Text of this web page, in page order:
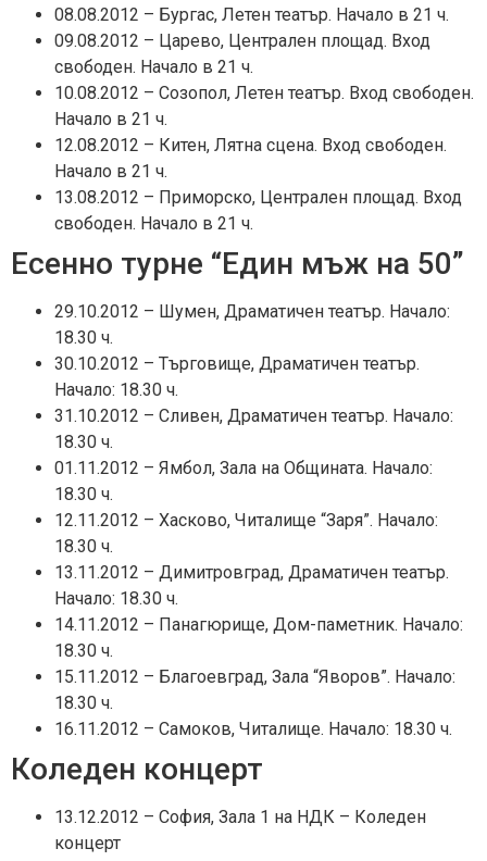
08.08.2012 – Бургас, Летен театър. Начало в 21 ч.
09.08.2012 – Царево, Централен площад. Вход
свободен. Начало в 21 ч.
10.08.2012 – Созопол, Летен театър. Вход свободен.
Начало в 21 ч.
12.08.2012 – Китен, Лятна сцена. Вход свободен.
Начало в 21 ч.
13.08.2012 – Приморско, Централен площад. Вход
свободен. Начало в 21 ч.
Есенно турне “Един мъж на 50”
29.10.2012 – Шумен, Драматичен театър. Начало:
18.30 ч.
30.10.2012 – Търговище, Драматичен театър.
Начало: 18.30 ч.
31.10.2012 – Сливен, Драматичен театър. Начало:
18.30 ч.
01.11.2012 – Ямбол, Зала на Общината. Начало:
18.30 ч.
12.11.2012 – Хасково, Читалище “Заря”. Начало:
18.30 ч.
13.11.2012 – Димитровград, Драматичен театър.
Начало: 18.30 ч.
14.11.2012 – Панагюрище, Дом-паметник. Начало:
18.30 ч.
15.11.2012 – Благоевград, Зала “Яворов”. Начало:
18.30 ч.
16.11.2012 – Самоков, Читалище. Начало: 18.30 ч.
Коледен концерт
13.12.2012 – София, Зала 1 на НДК – Коледен
концерт